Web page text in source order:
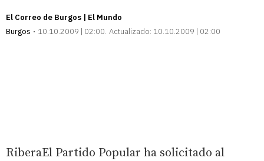
El Correo de Burgos | El Mundo
Burgos
10.10.2009 | 02:00 Actualizado: 10.10.2009 | 02:00
RiberaEl Partido Popular ha solicitado al